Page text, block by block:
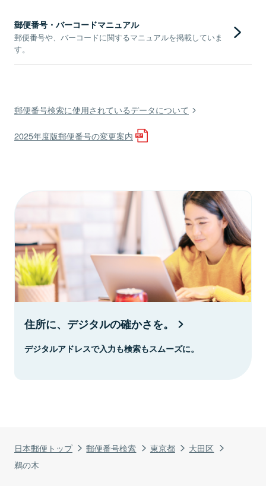
日本郵便トップ 郵便番号検索 東京都
大田区
鵜の木
郵便番号・バーコードマニュアル
郵便番号や、バーコードに関するマニュアルを掲載していま
す。
郵便番号検索に使用されているデータについて
2025年度版郵便番号の変更案内
住所に、デジタルの確かさを。
デジタルアドレスで入力も検索もスムーズに。